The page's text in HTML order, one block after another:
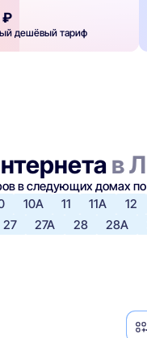
₽
дешёвый тариф
в
в следующих домах
10А 11 11А 12
27 27А 28 28А